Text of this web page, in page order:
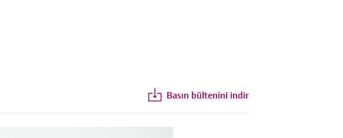
Basın bültenini indir